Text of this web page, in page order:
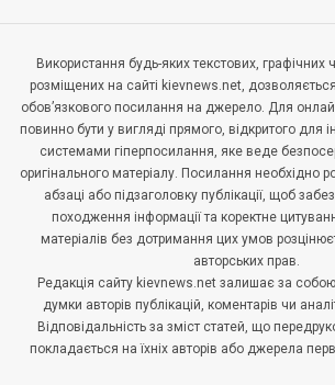
Використання будь-яких текстових, графічних
розміщених на сайті kievnews.net,
обов’язкового посилання на джерело. Для
повинно бути у вигляді прямого, відкритого для
системами гіперпосилання, яке веде
оригінального матеріалу. Посилання необхідно
абзаці або підзаголовку публікації, щоб
походження інформації та коректне
матеріалів без дотримання цих умов
авторських прав.
Редакція сайту kievnews.net залишає за
думки авторів публікацій, коментарів чи
Відповідальність за зміст статей, що
покладається на їхніх авторів або джерела